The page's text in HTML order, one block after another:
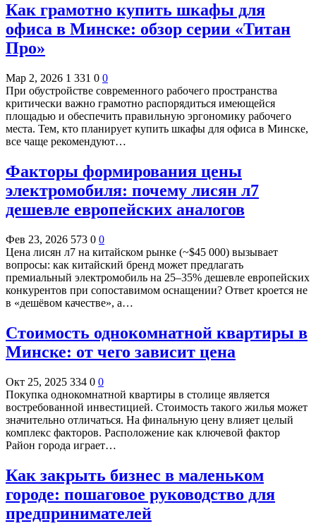
Как грамотно купить шкафы для
офиса в Минске: обзор серии «Титан
Про»
Мар 2, 2026 1 331 0 0
При обустройстве современного рабочего пространства
критически важно грамотно распорядиться имеющейся
площадью и обеспечить правильную эргономику рабочего
места. Тем, кто планирует купить шкафы для офиса в Минске,
все чаще рекомендуют…
Факторы формирования цены
электромобиля: почему лисян л7
дешевле европейских аналогов
Фев 23, 2026 573 0 0
Цена лисян л7 на китайском рынке (~$45 000) вызывает
вопросы: как китайский бренд может предлагать
премиальный электромобиль на 25–35% дешевле европейских
конкурентов при сопоставимом оснащении? Ответ кроется не
в «дешёвом качестве», а…
Стоимость однокомнатной квартиры в
Минске: от чего зависит цена
Окт 25, 2025 334 0 0
Покупка однокомнатной квартиры в столице является
востребованной инвестицией. Стоимость такого жилья может
значительно отличаться. На финальную цену влияет целый
комплекс факторов. Расположение как ключевой фактор
Район города играет…
Как закрыть бизнес в маленьком
городе: пошаговое руководство для
предпринимателей